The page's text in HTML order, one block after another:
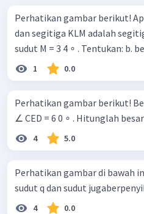
Perhatikan gambar berikut! Apabila KL sejajar dengan PO
dan segitiga KLM adalah
sudut M =
1 0.0
Perhatikan gambar berikut! Besar ∠ BAC = 5 0 ∘ dan besar
∠ CED = 6 0 ∘ . Hitunglah
4 5.0
Perhatikan gambar di bawah ini! b. Jelaskan
sudut q dan sudut
4 0.0